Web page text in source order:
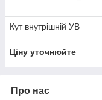
Кут внутрішній УВ
Ціну уточнюйте
Про нас